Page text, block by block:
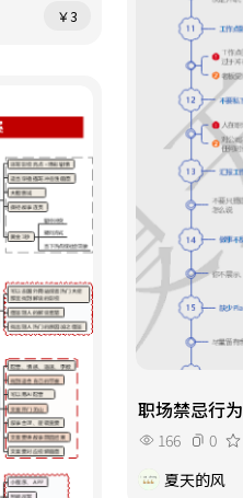
￥3
职场禁忌行为
166 0
夏天的风